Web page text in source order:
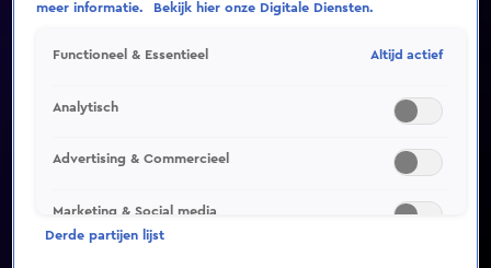
Video helaas niet gevonden
meer informatie.
Bekijk hier onze Digitale Diensten.
Functioneel & Essentieel Altijd actief
Analytisch
Advertising & Commercieel
Marketing & Social media
Derde partijen lijst